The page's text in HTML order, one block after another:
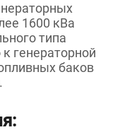
1600 кВа
типа
генераторной
баков